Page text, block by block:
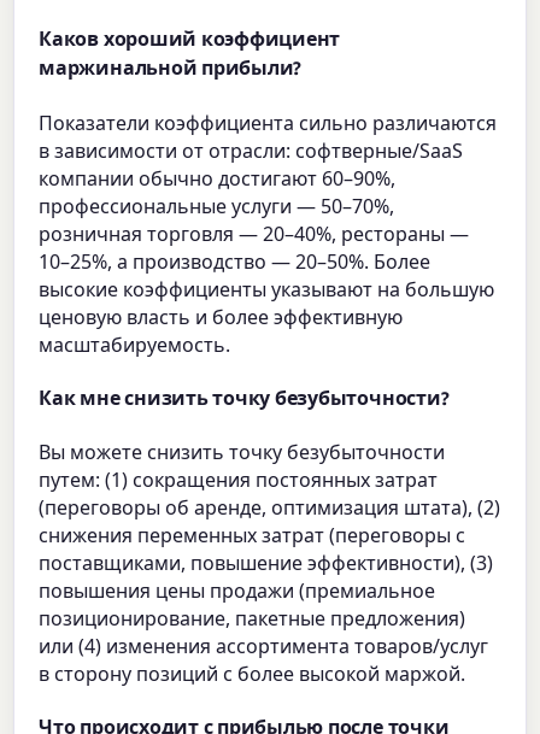
Каков хороший коэффициент
маржинальной прибыли?
Показатели коэффициента сильно различаются
в зависимости от отрасли: софтверные/SaaS
компании обычно достигают 60–90%,
профессиональные услуги — 50–70%,
розничная торговля — 20–40%, рестораны —
10–25%, а производство — 20–50%. Более
высокие коэффициенты указывают на большую
ценовую власть и более эффективную
масштабируемость.
Как мне снизить точку безубыточности?
Вы можете снизить точку безубыточности
путем: (1) сокращения постоянных затрат
(переговоры об аренде, оптимизация штата), (2)
снижения переменных затрат (переговоры с
поставщиками, повышение эффективности), (3)
повышения цены продажи (премиальное
позиционирование, пакетные предложения)
или (4) изменения ассортимента товаров/услуг
в сторону позиций с более высокой маржой.
Что происходит с прибылью после точки